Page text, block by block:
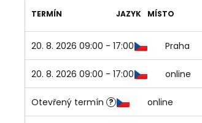
TERMÍN JAZYK MÍSTO
20. 8. 2026 09:00 - 17:00 Praha
20. 8. 2026 09:00 - 17:00 online
Otevřený termín ? online